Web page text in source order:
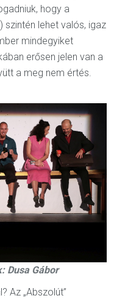
hogy a
szintén lehet valós, igaz
mindegyiket
erősen jelen van a
a meg nem értés.
Dusa Gábor
Az „Abszolút”